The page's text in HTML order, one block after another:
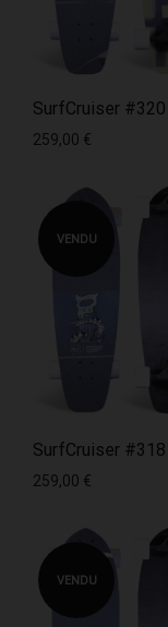
SurfCruiser #320
259,00 €
VENDU
SurfCruiser #318
259,00 €
VENDU